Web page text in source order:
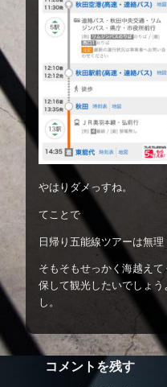
やはりダメっすね。
てことで
日帰り五能線ツアーは無理
そもそもせっかく海越え
保して観光したいでしょ
し。
コメントを残す